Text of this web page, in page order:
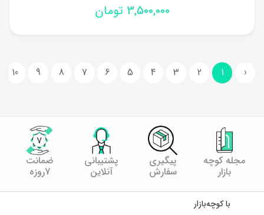
3,500,000 تومان
‹
1
2
3
4
5
6
7
8
9
10
مجله کوچه
بازار
پیگیری
سفارش
پشتیبانی
آنلاین
ضمانت
7روزه
با کوچه‌بازار